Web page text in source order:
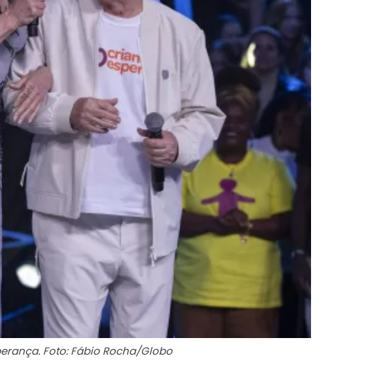
Foto: Fábio Rocha/Globo